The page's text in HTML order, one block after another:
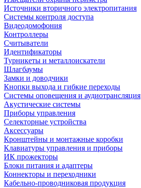
Источники вторичного электропитания
Системы контроля доступа
Видеодомофония
Контроллеры
Считыватели
Идентификаторы
Турникеты и металлоискатели
Шлагбаумы
Замки и доводчики
Кнопки выхода и гибкие переходы
Системы оповещения и аудиотрансляция
Акустические системы
Приборы управления
Селекторные устройства
Аксессуары
Кронштейны и монтажные коробки
Клавиатуры управления и приборы
ИК прожекторы
Блоки питания и адаптеры
Коннекторы и переходники
Кабельно-проводниковая продукция